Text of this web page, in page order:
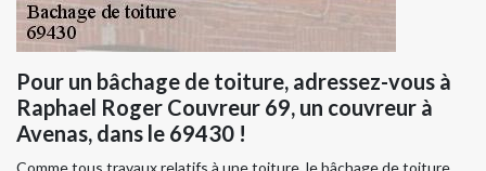
Pour un bâchage de toiture, adressez-vous à
Raphael Roger Couvreur 69, un couvreur à
Avenas, dans le 69430 !
Comme tous travaux relatifs à une toiture, le bâchage de toiture